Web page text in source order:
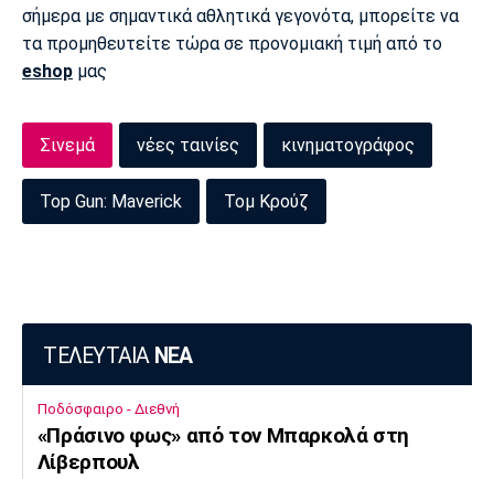
σήμερα με σημαντικά αθλητικά γεγονότα, μπορείτε να
τα προμηθευτείτε τώρα σε προνομιακή τιμή από το
eshop μας
Σινεμά νέες ταινίες κινηματογράφος
Top Gun: Maverick Τομ Κρούζ
ΤΕΛΕΥΤΑΙΑ ΝΕΑ
Ποδόσφαιρο - Διεθνή
«Πράσινο φως» από τον Μπαρκολά στη
Λίβερπουλ